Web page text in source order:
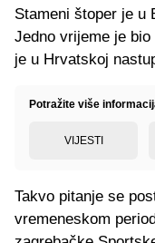
Stameni štoper je u
Jedno vrijeme je
je u Hrvatskoj
Potražite više
VIJESTI
Takvo pitanje se
vremeneskom